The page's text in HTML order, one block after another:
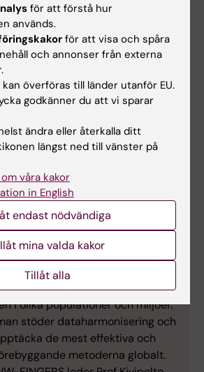
utveckling av effektiva
ett botemedel mot Alzheimers
instiftades 2015 av Melvin
i ADDF:s styrelse, och
av ADDF:s styrelse.
är ansvarig forskare för
och grundare och vetenskaplig
Wide-FINGERS-nätverket, det
för multidomäner
studier, nu inklusive 40+
detta unika tvärvetenskapliga
optimera och anpassa
i olika populationer och miljöer.
stöder dataharmonisering och
de mest effektiva och
metoderna globalt.
för att förstå hur
används.
för att visa och spåra
och annonser från externa
överföras till länder utanför EU.
godkänner du att vi sparar
ändra eller återkalla ditt
längst ned till vänster på
våra kakor
in English
endast nödvändiga
mina valda kakor
Tillåt alla